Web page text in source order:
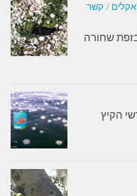
/ קשר
שחורה
הקיץ